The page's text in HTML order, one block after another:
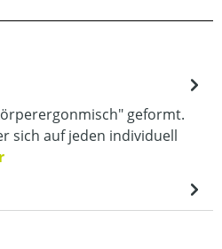
geformt.
sich auf jeden individuell